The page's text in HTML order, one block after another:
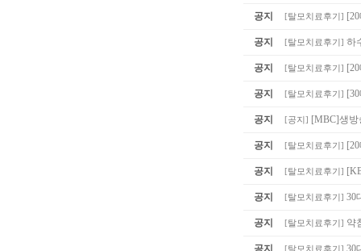
공지 [탈모치료후기 ]
공지 [탈모치료후기 ] 하
공지 [탈모치료후기 ]
공지 [탈모치료후기 ]
공지 [공지 ] [MBC]생방
공지 [탈모치료후기 ]
공지 [탈모치료후기 ]
공지 [탈모치료후기 ] 30
공지 [탈모치료후기 ] 약
공지 [탈모치료후기 ] 30